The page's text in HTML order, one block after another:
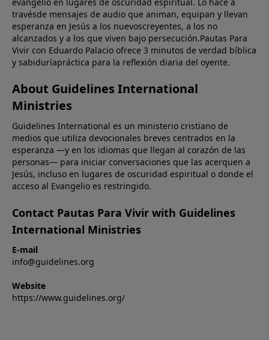
travésde mensajes de audio que animan, equipan y llevan
esperanza en Jesús a los nuevoscreyentes, a los no
alcanzados y a los que viven bajo persecución.Pautas Para
Vivir con Eduardo Palacio ofrece 3 minutos de verdad bíblica
y sabiduríapráctica para la reflexión diaria del oyente.
About Guidelines International
Ministries
Guidelines International es un ministerio cristiano de
medios que utiliza devocionales breves centrados en la
esperanza —y en los idiomas que llegan al corazón de las
personas— para iniciar conversaciones que las acerquen a
Jesús, incluso en lugares de oscuridad espiritual o donde el
acceso al Evangelio es restringido.
Contact Pautas Para Vivir with Guidelines
International Ministries
E-mail
info@guidelines.org
Website
https://www.guidelines.org/